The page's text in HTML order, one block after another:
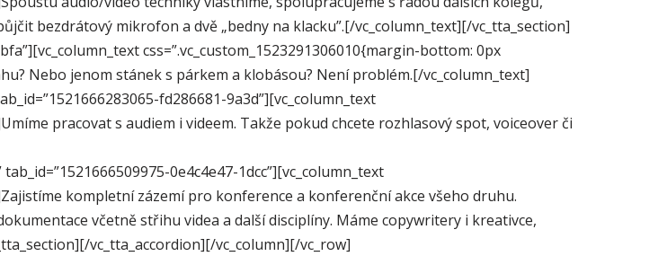
bezdrátový mikrofon a dvě „bedny na klacku”.[/vc_column_text][/vc_tta_section]
css=”.vc_custom_1523291306010{margin-bottom: 0px
Nebo jenom stánek s párkem a klobásou? Není problém.[/vc_column_text]
fd286681-9a3d”][vc_column_text
pracovat s audiem i videem. Takže pokud chcete rozhlasový spot, voiceover či
0e4c4e47-1dcc”][vc_column_text
kompletní zázemí pro konference a konferenční akce všeho druhu.
včetně střihu videa a další disciplíny. Máme copywritery i kreativce,
vc_tta_accordion][/vc_column][/vc_row]